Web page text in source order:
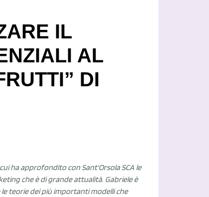
IL
AL
DI
ha approfondito con Sant'Orsola SCA le
che è di grande attualità. Gabriele è
teorie dei più importanti modelli che